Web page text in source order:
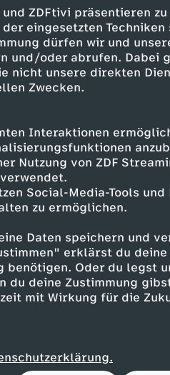
ZDFtivi präsentieren
eingesetzten
dürfen wir und
und/oder abrufen. Dabei
nicht unsere direkten
Zwecken.
Interaktionen
Nutzung von ZDF
Social-Media-Tools und
zu ermöglichen.
Daten speichern und
erklärst du deine
benötigen. Oder du legst
deine Zustimmung
mit Wirkung für die
sehen sie sich
sein und trotzdem
über die
Model, bekannt
das Alleinsein und
werden. Früher hat
Liebe gefunden
seinem Tod, fiel in ein
zurück ins Leben.
aber nicht infrage.
ein tränenreiches
Braucht es die